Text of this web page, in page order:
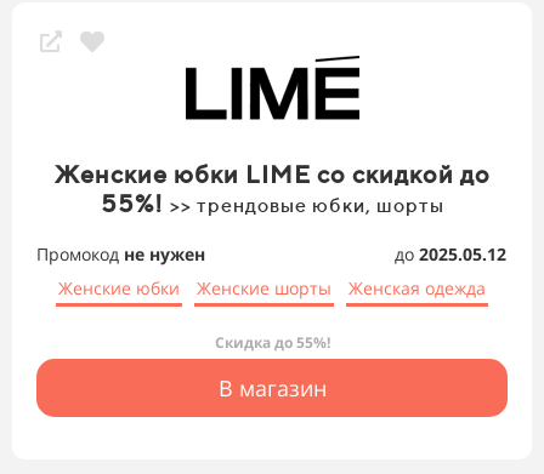
Женские юбки LIME со скидкой до
55%! >> трендовые юбки, шорты
Промокод не нужен до 2025.05.12
Женские юбки
Женские шорты Женская одежда
Скидка до 55%!
В магазин